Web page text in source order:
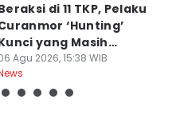
di 11 TKP, Pelaku
‘Hunting’
yang Masih
Agu 2026, 15:38 WIB